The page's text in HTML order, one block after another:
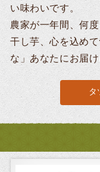
い味わいです。
農家が一年間、何
干し芋、心を込め
な」あなたにお届け
タ